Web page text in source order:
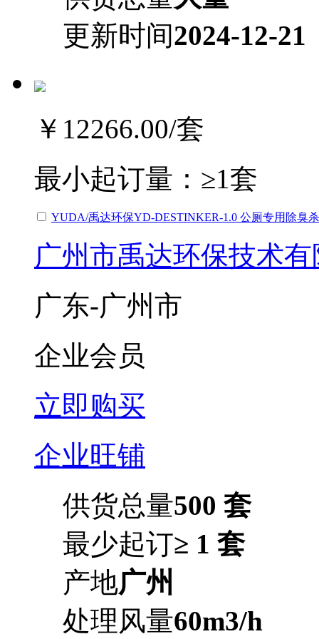
更新时间2024-12-21
￥12266.00/套
最小起订量： ≥1套
YUDA/禹达环保YD-DESTINKER-1.0 公厕专用除臭
广州市禹达环保技术
广东-广州市
企业会员
立即购买
企业旺铺
供货总量500 套
最少起订≥ 1 套
产地广州
处理风量60m3/h